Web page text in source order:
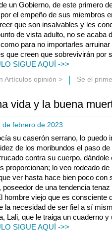
un Gobierno, de este primero
el empeño de sus miembros
que son insalvables y les
de vista adulto, no se acaba
para no importarles
que creen que sobrevivirán por
SIGUE AQUÍ ->>
Artículos opinión > Se el
vida y la buena
de febrero de 2023
su caserón serrano, lo puedo
de los moribundos el paso
contra su cuerpo,
proporcionan; lo veo rodeado
ver hasta hace bien poco con
poseedor de una tendencia
hombre viejo que es consciente
la necesidad de ser fiel a sí
Lali, que le traiga un cuaderno y
SIGUE AQUÍ ->>